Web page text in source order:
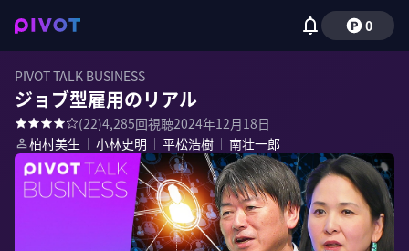
0
PIVOT TALK BUSINESS
ジョブ型雇用のリアル
(22)4,285回視聴2024年12月18日
柏村美生 ｜ 小林史明 ｜ 平松浩樹 ｜ 南壮一郎